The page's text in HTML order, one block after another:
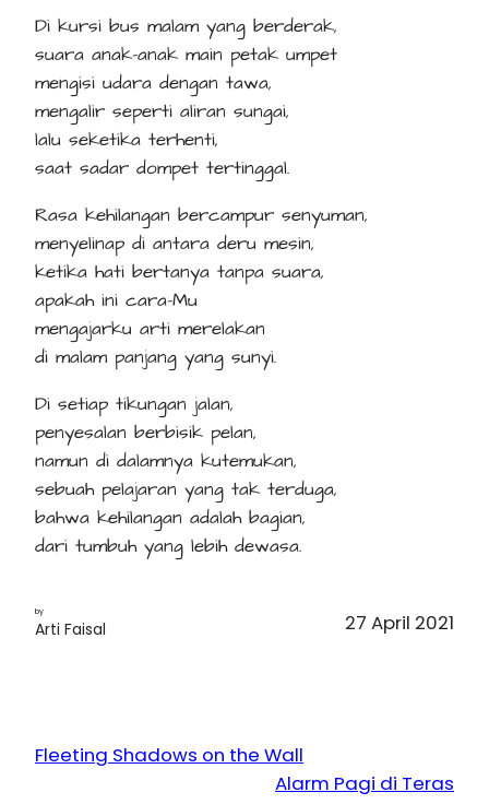
Di kursi bus malam yang berderak,
suara anak-anak main petak umpet
mengisi udara dengan tawa,
mengalir seperti aliran sungai,
lalu seketika terhenti,
saat sadar dompet tertinggal.
Rasa kehilangan bercampur senyuman,
menyelinap di antara deru mesin,
ketika hati bertanya tanpa suara,
apakah ini cara-Mu
mengajarku arti merelakan
di malam panjang yang sunyi.
Di setiap tikungan jalan,
penyesalan berbisik pelan,
namun di dalamnya kutemukan,
sebuah pelajaran yang tak terduga,
bahwa kehilangan adalah bagian,
dari tumbuh yang lebih dewasa.
by
Arti Faisal 27 April 2021
Fleeting Shadows on the Wall
Alarm Pagi di Teras